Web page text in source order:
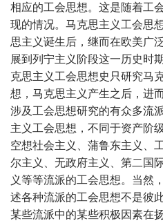
相应的工会思想。这是随着工
现的情况。马克思主义工会思
思主义诞生后，继而在欧美广
展到列宁主义阶段这一历史时
克思主义工会思想史只研究马
想，马克思主义产生之后，进
涉及工会思想研究的有众多流
主义工会思想，不同于资产阶
空想社会主义、蒲鲁东主义、
尔主义、无政府主义、第二国
义等等流派的工会思想。当然
述各种流派的工会思想不是彼
某些流派中的某些积极因素在